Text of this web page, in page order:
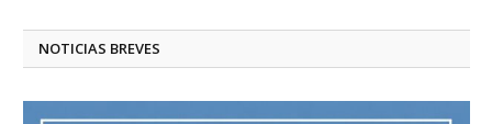
NOTICIAS BREVES